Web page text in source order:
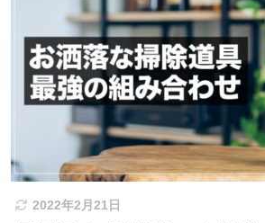
2022年2月21日